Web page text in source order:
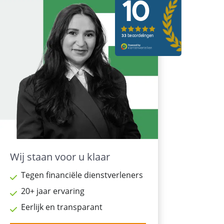
Wij staan voor u klaar
Tegen financiële dienstverleners
20+ jaar ervaring
Eerlijk en transparant